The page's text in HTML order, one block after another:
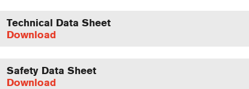
Technical Data Sheet
Download
Safety Data Sheet
Download